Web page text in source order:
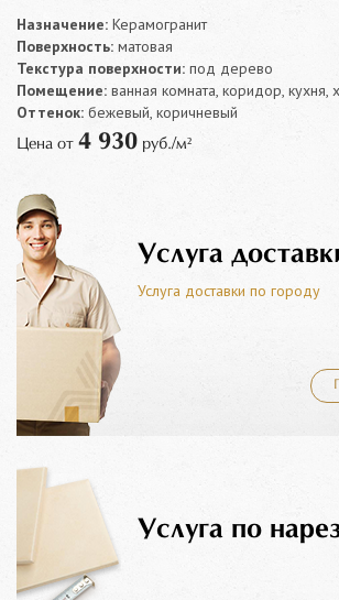
Назначение: Керамогранит
Поверхность: матовая
Текстура поверхности: под дерево
Помещение: ванная комната, коридор, кухня,
Оттенок: бежевый, коричневый
Цена от 4 930 руб./м²
Услуга
Услуга доставки по городу
Услуга по